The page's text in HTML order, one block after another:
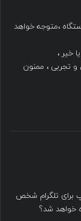
،متوجه خواهد
خیر ،
تجربی ، ممنون
برای تلگرام شخص
خواهد شد؟